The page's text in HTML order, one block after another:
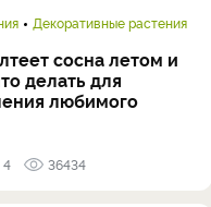
Декоративные растения
сосна летом и
делать для
любимого
4 36434